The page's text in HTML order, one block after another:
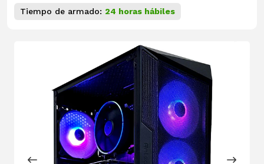
Tiempo de armado: 24 horas hábiles